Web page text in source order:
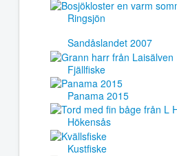
Ringsjön
Sandåslandet 2007
Fjällfiske
Panama 2015
Hökensås
Kustfiske